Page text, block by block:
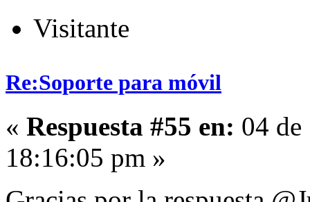
Visitante
Re:Soporte para móvil
« Respuesta #55 en: 04 de
18:16:05 pm »